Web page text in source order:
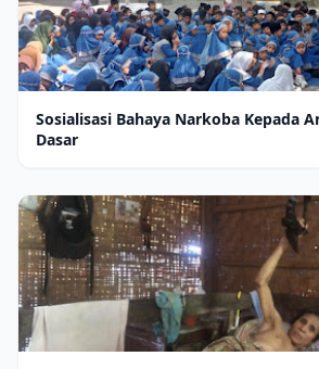
Sosialisasi Bahaya Narkoba Kepada
Dasar